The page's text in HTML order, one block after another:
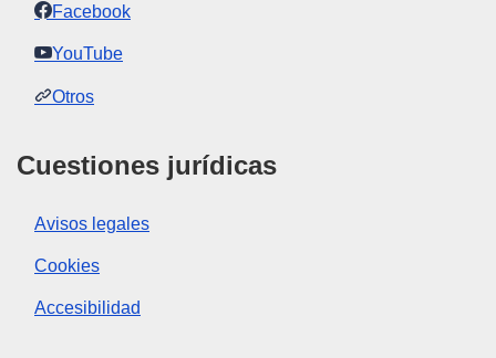
Facebook
YouTube
Otros
Cuestiones jurídicas
Avisos legales
Cookies
Accesibilidad